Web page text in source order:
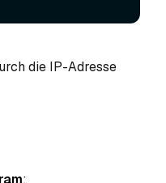
die IP-Adresse
: